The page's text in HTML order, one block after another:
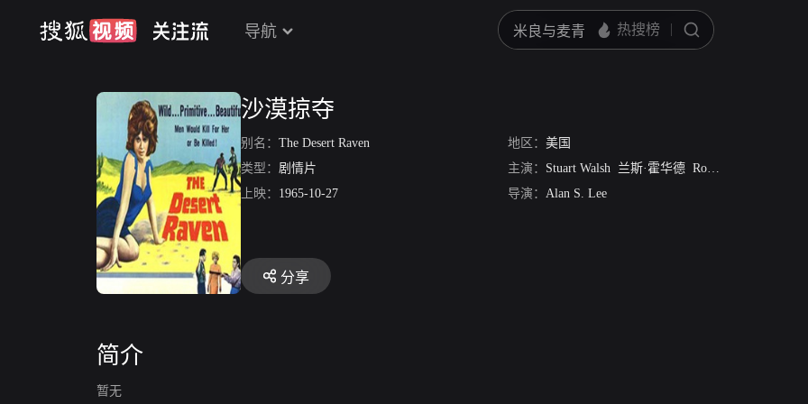
导航
沙漠掠夺
别名： The Desert Raven 地区： 美国
类型： 剧情片 主演： Stuart Walsh 兰斯·霍华德 Robert Terry
上映： 1965-10-27 导演： Alan S. Lee
分享
简介
暂无